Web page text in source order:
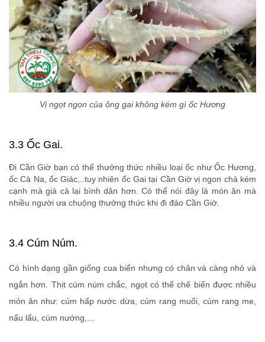
Vị ngọt ngon của ông gai không kém gì ốc Hương
3.3 Ốc Gai.
Đi Cần Giờ bạn có thể thưởng thức nhiều loại ốc như Ốc Hương,
ốc Cà Na, ốc Giác,..tuy nhiên ốc Gai tại Cần Giờ vị ngon chả kém
cạnh mà giá cả lại bình dân hơn. Có thể nói đây là món ăn mà
nhiều người ưa chuộng thưởng thức khi đi đảo Cần Giờ.
3.4 Cúm Núm.
Có hình dạng gần giống cua biển nhưng có chân và càng nhỏ và
ngắn hơn. Thịt cúm núm chắc, ngọt có thể chế biến được nhiều
món ăn như: cúm hấp nước dừa, cúm rang muối, cúm rang me,
nấu lẩu, cúm nướng,…